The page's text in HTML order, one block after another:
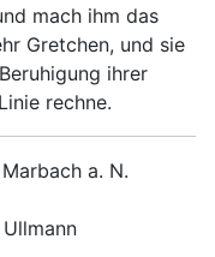
mach ihm das
Gretchen, und sie
ihrer
rechne.
a. N.